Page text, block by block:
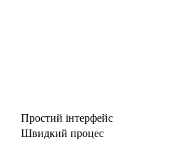
Простий інтерфейс
Швидкий процес